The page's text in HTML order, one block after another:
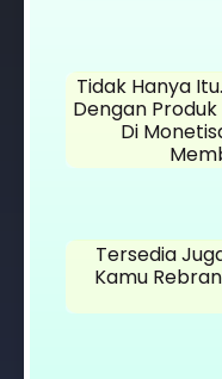
Tidak Hanya
Dengan Produk
Di
Tersedia
Kamu